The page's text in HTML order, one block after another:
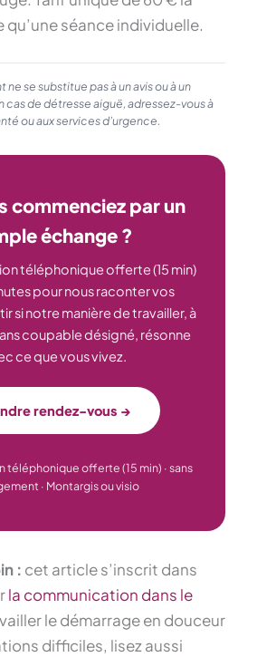
qu’une séance individuelle.
se substitue pas à un avis ou à un
de détresse aiguë, adressez-vous à
ou aux services d’urgence.
commenciez par un
échange ?
téléphonique offerte (15 min)
pour nous raconter vos
si notre manière de travailler, à
coupable désigné, résonne
ce que vous vivez.
rendez-vous →
téléphonique offerte (15 min) · sans
· Montargis ou visio
: cet article s’inscrit dans
la communication dans le
le démarrage en douceur
difficiles, lisez aussi